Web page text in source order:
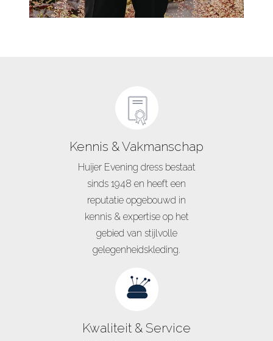
Kennis & Vakmanschap
Huijer Evening dress bestaat
sinds 1948 en heeft een
reputatie opgebouwd in
kennis & expertise op het
gebied van stijlvolle
gelegenheidskleding.
Kwaliteit & Service